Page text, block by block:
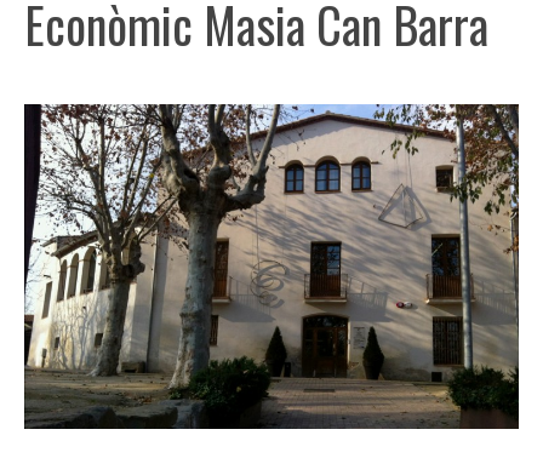
Econòmic Masia Can Barra